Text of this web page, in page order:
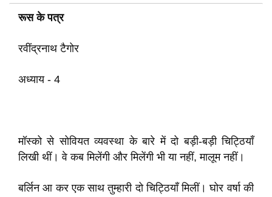
रूस के पत्र
रवींद्रनाथ टैगोर
अध्याय - 4
मॉस्को से सोवियत व्यवस्था के बारे में दो बड़ी-बड़ी चिट्ठियाँ
लिखी थीं। वे कब मिलेंगी और मिलेंगी भी या नहीं, मालूम नहीं।
बर्लिन आ कर एक साथ तुम्हारी दो चिट्ठियाँ मिलीं। घोर वर्षा की